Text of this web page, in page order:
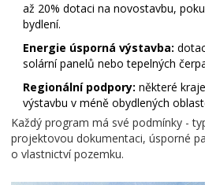
až 20% dotaci na novostavbu,
bydlení.
Energie úsporná výstavba:
solární panelů nebo tepelných
Regionální podpory: některé
výstavbu v méně obydlených
Každý program má své podmínky -
projektovou dokumentaci, úsporné
o vlastnictví pozemku.